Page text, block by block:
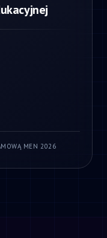
MEN 2026